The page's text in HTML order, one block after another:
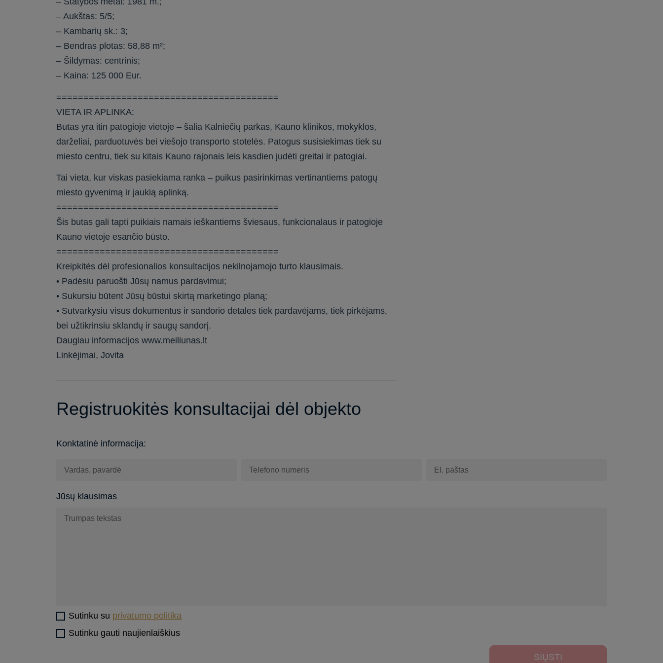
– Aukštas: 5/5;
– Kambarių sk.: 3;
– Bendras plotas: 58,88 m²;
– Šildymas: centrinis;
– Kaina: 125 000 Eur.
=========================================
VIETA IR APLINKA:
Butas yra itin patogioje vietoje – šalia Kalniečių parkas, Kauno klinikos, mokyklos,
darželiai, parduotuvės bei viešojo transporto stotelės. Patogus susisiekimas tiek su
miesto centru, tiek su kitais Kauno rajonais leis kasdien judėti greitai ir patogiai.
Tai vieta, kur viskas pasiekiama ranka – puikus pasirinkimas vertinantiems patogų
miesto gyvenimą ir jaukią aplinką.
=========================================
Šis butas gali tapti puikiais namais ieškantiems šviesaus, funkcionalaus ir patogioje
Kauno vietoje esančio būsto.
=========================================
Kreipkitės dėl profesionalios konsultacijos nekilnojamojo turto klausimais.
• Padėsiu paruošti Jūsų namus pardavimui;
• Sukursiu būtent Jūsų būstui skirtą marketingo planą;
• Sutvarkysiu visus dokumentus ir sandorio detales tiek pardavėjams, tiek pirkėjams,
bei užtikrinsiu sklandų ir saugų sandorį.
Daugiau informacijos www.meiliunas.lt
Linkėjimai, Jovita
Registruokitės konsultacijai dėl objekto
Konktatinė informacija:
Jūsų klausimas
Sutinku su privatumo politika
Sutinku gauti naujienlaiškius
SIŲSTI